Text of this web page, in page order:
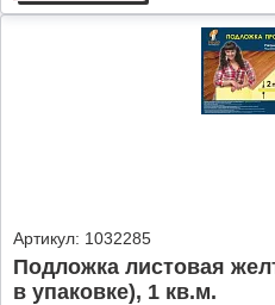
Артикул: 1032285
Подложка листовая
в упаковке), 1 кв.м.